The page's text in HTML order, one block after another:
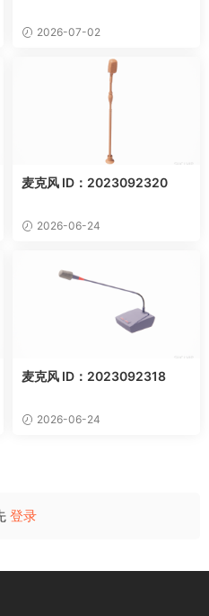
2026-07-02
麦克风 ID：2023092320
2026-06-24
麦克风 ID：2023092318
2026-06-24
登录